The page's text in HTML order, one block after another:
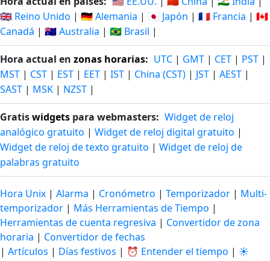
🇬🇧 Reino Unido | 🇩🇪 Alemania | 🇯🇵 Japón | 🇫🇷 Francia | 🇨🇦
Canadá | 🇦🇺 Australia | 🇧🇷 Brasil |
Hora actual en zonas horarias: UTC | GMT | CET | PST |
MST | CST | EST | EET | IST | China (CST) | JST | AEST |
SAST | MSK | NZST |
Gratiswidgets para webmasters: Widget de reloj
analógico gratuito | Widget de reloj digital gratuito |
Widget de reloj de texto gratuito | Widget de reloj de
palabras gratuito
Hora Unix | Alarma | Cronómetro | Temporizador | Multi-
temporizador | Más Herramientas de Tiempo |
Herramientas de cuenta regresiva | Convertidor de zona
horaria | Convertidor de fechas
| Artículos | Días festivos | ⏰ Entender el tiempo | ☀️